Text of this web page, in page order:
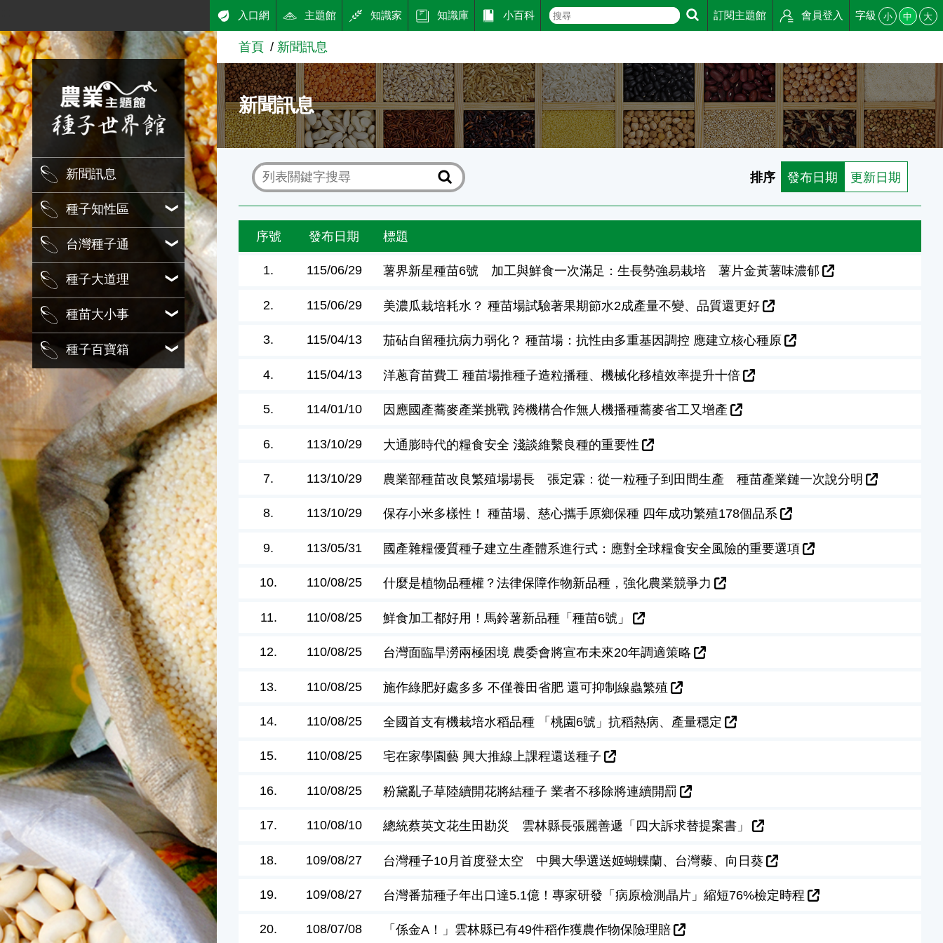
跳到主要內容
農業知識入口網
新聞訊息
種子知性區
台灣種子通
種子大道理
種苗大小事
種子百寶箱
入口網 主題館 知識家 知識庫 小百科 訂閱主題館 會員登入 字級 小 中 大
首頁 新聞訊息
新聞訊息
排序 發布日期 更新日期
序號 發布日期 標題
1. 115/06/29 薯界新星種苗6號 加工與鮮食一次滿足：生長勢強易栽培 薯片金黃薯味濃郁
2. 115/06/29 美濃瓜栽培耗水？ 種苗場試驗著果期節水2成產量不變、品質還更好
3. 115/04/13 茄砧自留種抗病力弱化？ 種苗場：抗性由多重基因調控 應建立核心種原
4. 115/04/13 洋蔥育苗費工 種苗場推種子造粒播種、機械化移植效率提升十倍
5. 114/01/10 因應國產蕎麥產業挑戰 跨機構合作無人機播種蕎麥省工又增產
6. 113/10/29 大通膨時代的糧食安全 淺談維繫良種的重要性
7. 113/10/29 農業部種苗改良繁殖場場長 張定霖：從一粒種子到田間生產 種苗產業鏈一次說分明
8. 113/10/29 保存小米多樣性！ 種苗場、慈心攜手原鄉保種 四年成功繁殖178個品系
9. 113/05/31 國產雜糧優質種子建立生產體系進行式：應對全球糧食安全風險的重要選項
10. 110/08/25 什麼是植物品種權？法律保障作物新品種，強化農業競爭力
11. 110/08/25 鮮食加工都好用！馬鈴薯新品種「種苗6號」
12. 110/08/25 台灣面臨旱澇兩極困境 農委會將宣布未來20年調適策略
13. 110/08/25 施作綠肥好處多多 不僅養田省肥 還可抑制線蟲繁殖
14. 110/08/25 全國首支有機栽培水稻品種 「桃園6號」抗稻熱病、產量穩定
15. 110/08/25 宅在家學園藝 興大推線上課程還送種子
16. 110/08/25 粉黛亂子草陸續開花將結種子 業者不移除將連續開罰
17. 110/08/10 總統蔡英文花生田勘災 雲林縣長張麗善遞「四大訴求替提案書」
18. 109/08/27 台灣種子10月首度登太空 中興大學選送姬蝴蝶蘭、台灣藜、向日葵
19. 109/08/27 台灣番茄種子年出口達5.1億！專家研發「病原檢測晶片」縮短76%檢定時程
20. 108/07/08 「係金A！」雲林縣已有49件稻作獲農作物保險理賠